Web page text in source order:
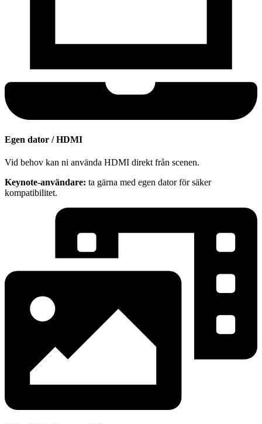
Egen dator / HDMI
Vid behov kan ni använda HDMI direkt från scenen.
Keynote-användare: ta gärna med egen dator för säker
kompatibilitet.